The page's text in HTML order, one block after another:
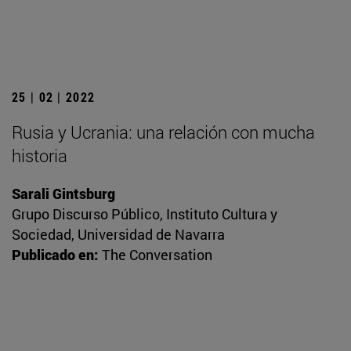
25 | 02 | 2022
Rusia y Ucrania: una relación con mucha
historia
Sarali Gintsburg
Grupo Discurso Público, Instituto Cultura y
Sociedad, Universidad de Navarra
Publicado en: The Conversation